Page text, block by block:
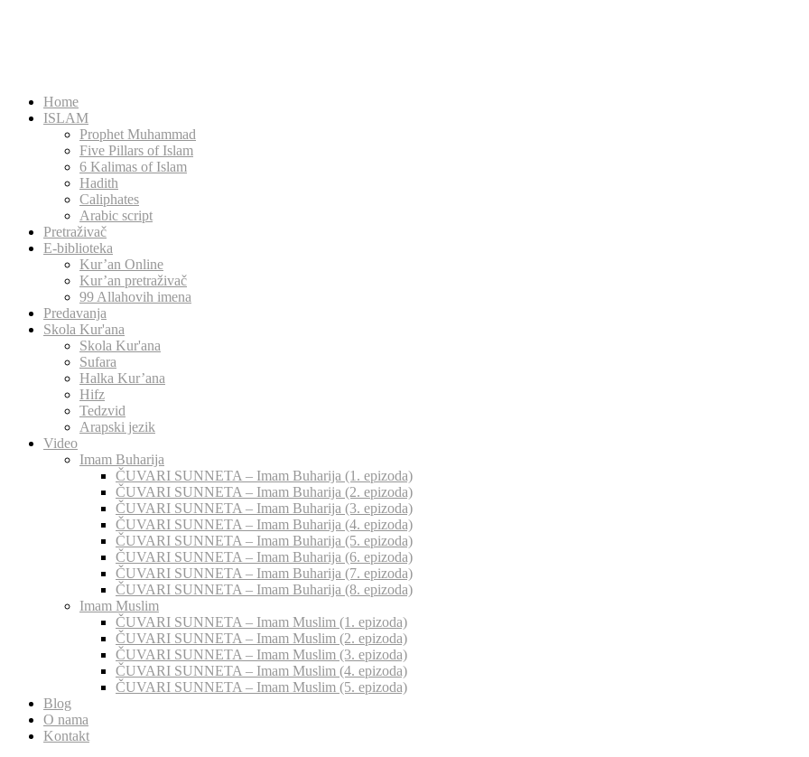
Home
ISLAM
Prophet Muhammad
Five Pillars of Islam
6 Kalimas of Islam
Hadith
Caliphates
Arabic script
Pretraživač
E-biblioteka
Kur’an Online
Kur’an pretraživač
99 Allahovih imena
Predavanja
Skola Kur'ana
Skola Kur'ana
Sufara
Halka Kur’ana
Hifz
Tedzvid
Arapski jezik
Video
Imam Buharija
ČUVARI SUNNETA – Imam Buharija (1. epizoda)
ČUVARI SUNNETA – Imam Buharija (2. epizoda)
ČUVARI SUNNETA – Imam Buharija (3. epizoda)
ČUVARI SUNNETA – Imam Buharija (4. epizoda)
ČUVARI SUNNETA – Imam Buharija (5. epizoda)
ČUVARI SUNNETA – Imam Buharija (6. epizoda)
ČUVARI SUNNETA – Imam Buharija (7. epizoda)
ČUVARI SUNNETA – Imam Buharija (8. epizoda)
Imam Muslim
ČUVARI SUNNETA – Imam Muslim (1. epizoda)
ČUVARI SUNNETA – Imam Muslim (2. epizoda)
ČUVARI SUNNETA – Imam Muslim (3. epizoda)
ČUVARI SUNNETA – Imam Muslim (4. epizoda)
ČUVARI SUNNETA – Imam Muslim (5. epizoda)
Blog
O nama
Kontakt